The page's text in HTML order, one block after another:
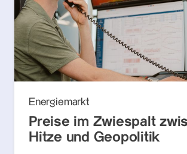
Energiemarkt
Preise im Zwiespalt
Hitze und Geopolitik